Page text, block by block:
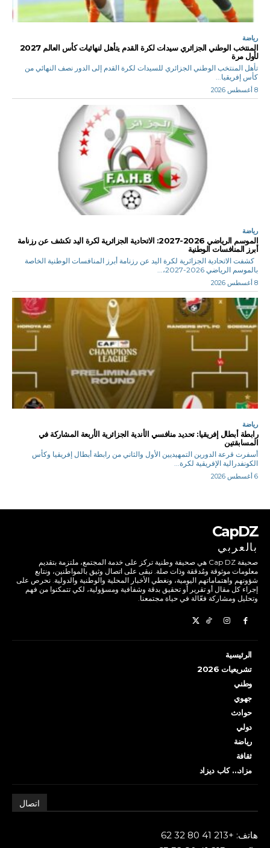
رياضة
المنتخب الوطني الجزائري سيدات لكرة القدم يتأهل لنهائيات كأس العالم 2027
لأول مرة
تأهل المنتخب الوطني الجزائري للسيدات لكرة القدم إلى الدور نصف النهائي من
كأس إفريقيا...
8 أغسطس 2026
رياضة
الموسم الرياضي 2026-2027: الاتحادية الجزائرية لكرة اليد تكشف عن رزنامة
أبرز المنافسات الوطنية
كشفت الاتحادية الجزائرية لكرة اليد عن رزنامة أبرز المنافسات الوطنية الخاصة
بالموسم الرياضي 2026-2027،...
8 أغسطس 2026
رياضة
رابطة أبطال إفريقيا: تحديد منافسي الأندية الجزائرية الأربعة المشاركة في
المسابقتين
أسفرت قرعة الدورين التمهيديين الأول والثاني من رابطة أبطال إفريقيا وكأس
الكونفدرالية الإفريقية لكرة...
6 أغسطس 2026
CapDZ
بالعربي
صحيفة Cap DZ هي صحيفة وطنية تركز على خدمة المجتمع، ملتزمة بتقديم
معلومات موثوقة ومُدققة وذات صلة. نبقى على اتصال وثيق بالمواطنين، ونتابع
شؤونهم واهتماماتهم اليومية، ونغطي الأخبار المحلية والوطنية والدولية. نحرص على
إجراء كل مقال أو تقرير أو تحقيق بدقة وشفافية ومسؤولية، لكي تتمكنوا من فهم
وتحليل ومشاركة فعّالة في حياة مجتمعنا.
الرئيسية
تشريعيات 2026
وطني
جهوي
حوادث
دولي
رياضة
ثقافة
مزاد… كاب ديزاد
اتصال
هاتف: +213 41 80 32 62